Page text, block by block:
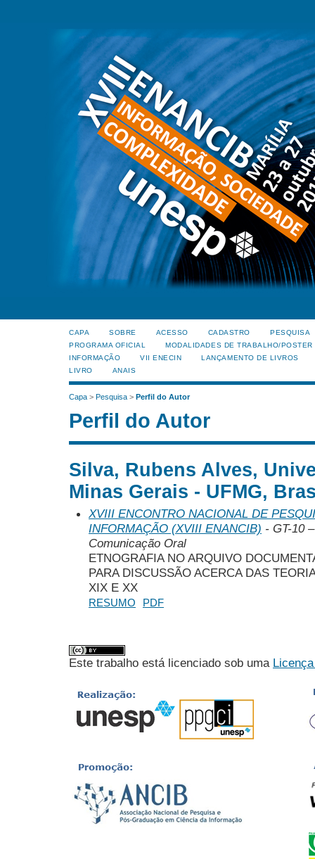
CAPA SOBRE ACESSO CADASTRO
PESQUISA
PROGRAMA OFICIAL
MODALIDADES DE TRABALHO/POSTER
INFORMAÇÃO
VII ENECIN
LANÇAMENTO DE LIVROS
LIVRO
ANAIS
Capa > Pesquisa > Perfil do Autor
Perfil do Autor
Silva, Rubens Alves,
Minas Gerais - UFMG,
XVIII ENCONTRO NACIONAL DE
INFORMAÇÃO (XVIII ENANCIB) - GT-10
Comunicação Oral
ETNOGRAFIA NO ARQUIVO
PARA DISCUSSÃO ACERCA DAS
XIX E XX
RESUMO PDF
Este trabalho está licenciado sob uma